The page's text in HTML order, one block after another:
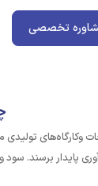
تخصصی
وکارگاه‌های‌
پایدار برسند. سود